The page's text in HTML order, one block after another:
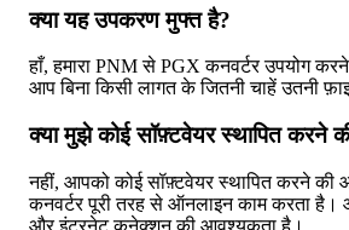
क्या यह उपकरण मुफ्त है?
हाँ, हमारा PNM से PGX कनवर्टर उपयोग
आप बिना किसी लागत के जितनी चाहें उतनी
क्या मुझे कोई सॉफ़्टवेयर स्थापित करने
नहीं, आपको कोई सॉफ़्टवेयर स्थापित करने की
कनवर्टर पूरी तरह से ऑनलाइन काम करता
और इंटरनेट कनेक्शन की आवश्यकता है।